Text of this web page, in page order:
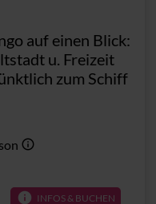
auf einen Blick:
u. Freizeit
zum Schiff
info_outline
info INFOS & BUCHEN